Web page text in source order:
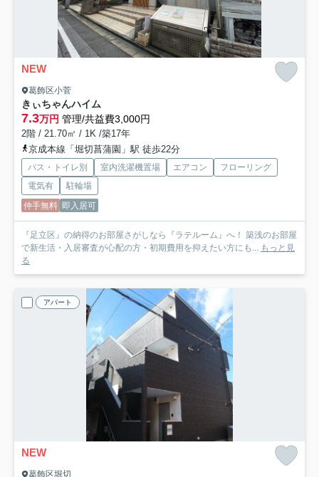
NEW
葛飾区小菅
きぃちゃんハイム
7.3万円 管理/共益費3,000円
2階 / 21.70㎡ / 1K /築17年
京成本線「堀切菖蒲園」駅 徒歩22分
バス・トイレ別 室内洗濯機置場 エアコン
フローリング
電気有
駐輪場
仲手無料 即入居可
『足立区』の納得のお部屋さがしなら『ラテルーム』へ！ 築浅のお部屋
で新生活・入居審査が心配の方・初期費用を抑えたい方にも... もっと見
る
アパート
NEW
葛飾区堀切